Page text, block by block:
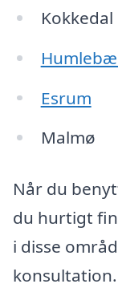
Kokkedal
Esrum
Malmø
Når du
du hurtigt
i disse